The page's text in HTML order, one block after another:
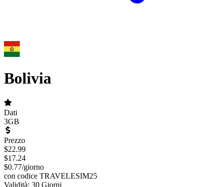
Bolivia
Dati
3GB
Prezzo
$22.99
$17.24
$0.77/giorno
con codice TRAVELESIM25
Validità: 30 Giorni